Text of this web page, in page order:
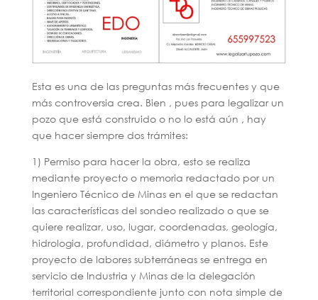
Esta es una de las preguntas más frecuentes y que
más controversia crea. Bien , pues para legalizar un
pozo que está construido o no lo está aún , hay
que hacer siempre dos trámites:
1) Permiso para hacer la obra, esto se realiza
mediante proyecto o memoria redactado por un
Ingeniero Técnico de Minas en el que se redactan
las características del sondeo realizado o que se
quiere realizar, uso, lugar, coordenadas, geología,
hidrologia, profundidad, diámetro y planos. Este
proyecto de labores subterráneas se entrega en
servicio de Industria y Minas de la delegación
territorial correspondiente junto con nota simple de